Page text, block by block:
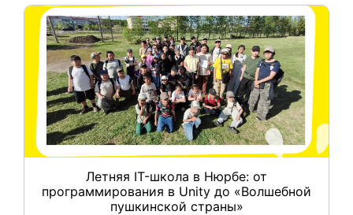
Летняя IT-школа в Нюрбе: от
программирования в Unity до «Волшебной
пушкинской страны»